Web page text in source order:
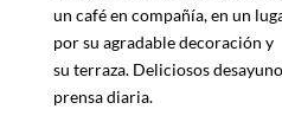
un café en compañía, en un
por su agradable decoración y
su terraza. Deliciosos
prensa diaria.